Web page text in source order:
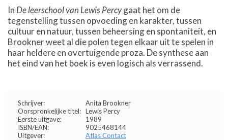
In De leerschool van Lewis Percygaat het om de
tegenstelling tussen opvoeding en karakter, tussen
cultuur en natuur, tussen beheersing en spontaniteit, en
Brookner weet al die polen tegen elkaar uit te spelen in
haar heldere en overtuigende proza. De synthese aan
het eind van het boek is even logisch als verrassend.
Schrijver:
Anita Brookner
Oorspronkelijke titel: Lewis Percy
Eerste uitgave:
1989
ISBN/EAN:
9025468144
Uitgever:
Atlas Contact